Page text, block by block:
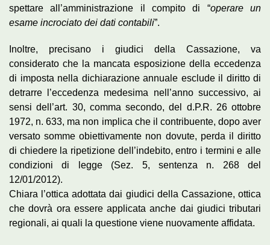
spettare all’amministrazione il compito di “operare un
esame incrociato dei dati contabili”.
Inoltre, precisano i giudici della Cassazione, va
considerato che la mancata esposizione della eccedenza
di imposta nella dichiarazione annuale esclude il diritto di
detrarre l’eccedenza medesima nell’anno successivo, ai
sensi dell’art. 30, comma secondo, del d.P.R. 26 ottobre
1972, n. 633, ma non implica che il contribuente, dopo aver
versato somme obiettivamente non dovute, perda il diritto
di chiedere la ripetizione dell’indebito, entro i termini e alle
condizioni di legge (Sez. 5, sentenza n. 268 del
12/01/2012).
Chiara l’ottica adottata dai giudici della Cassazione, ottica
che dovrà ora essere applicata anche dai giudici tributari
regionali, ai quali la questione viene nuovamente affidata.